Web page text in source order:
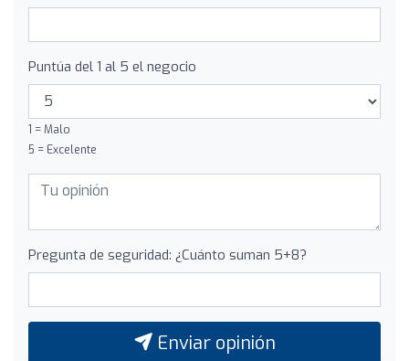
Puntúa del 1 al 5 el negocio
1 = Malo
5 = Excelente
Pregunta de seguridad: ¿Cuánto suman 5+8?
Enviar opinión